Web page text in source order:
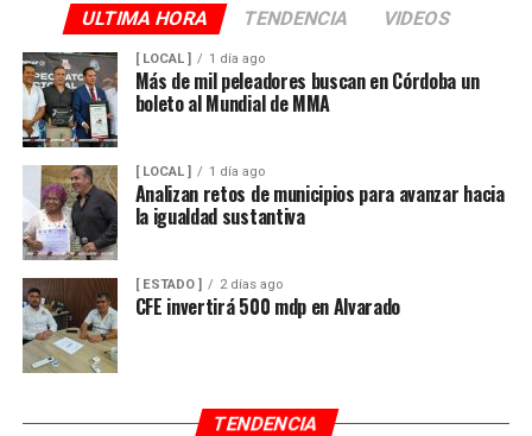
ULTIMA HORA TENDENCIA VIDEOS
[ LOCAL ] 1 día ago
Más de mil peleadores buscan en Córdoba un
boleto al Mundial de MMA
[ LOCAL ] 1 día ago
Analizan retos de municipios para avanzar hacia
la igualdad sustantiva
[ ESTADO ] 2 días ago
CFE invertirá 500 mdp en Alvarado
TENDENCIA